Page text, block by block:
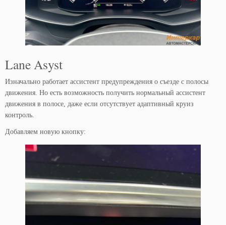
Lane Asyst
Изначально работает ассистент предупреждения о съезде с полосы
движения. Но есть возможность получить нормальный ассистент
движения в полосе, даже если отсутствует адаптивный круиз
контроль.
Добавляем новую кнопку: